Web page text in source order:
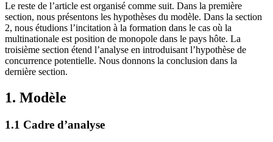
Le reste de l’article est organisé comme suit. Dans la première
section, nous présentons les hypothèses du modèle. Dans la section
2, nous étudions l’incitation à la formation dans le cas où la
multinationale est position de monopole dans le pays hôte. La
troisième section étend l’analyse en introduisant l’hypothèse de
concurrence potentielle. Nous donnons la conclusion dans la
dernière section.
1. Modèle
1.1 Cadre d’analyse